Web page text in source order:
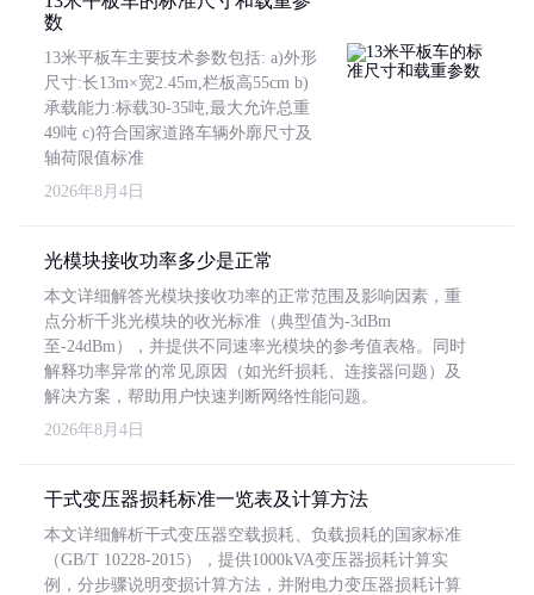
数
13米平板车主要技术参数包括: a)外形
尺寸:长13m×宽2.45m,栏板高55cm b)
承载能力:标载30-35吨,最大允许总重
49吨 c)符合国家道路车辆外廓尺寸及
轴荷限值标准
2026年8月4日
光模块接收功率多少是正常
本文详细解答光模块接收功率的正常范围及影响因素，重
点分析千兆光模块的收光标准（典型值为-3dBm
至-24dBm），并提供不同速率光模块的参考值表格。同时
解释功率异常的常见原因（如光纤损耗、连接器问题）及
解决方案，帮助用户快速判断网络性能问题。
2026年8月4日
干式变压器损耗标准一览表及计算方法
本文详细解析干式变压器空载损耗、负载损耗的国家标准
（GB/T 10228-2015），提供1000kVA变压器损耗计算实
例，分步骤说明变损计算方法，并附电力变压器损耗计算